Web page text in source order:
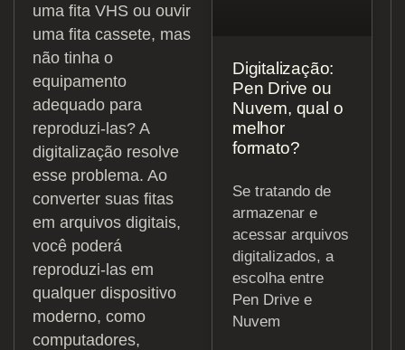
uma fita VHS ou ouvir
uma fita cassete, mas
não tinha o
equipamento
adequado para
reproduzi-las? A
digitalização resolve
esse problema. Ao
converter suas fitas
em arquivos digitais,
você poderá
reproduzi-las em
qualquer dispositivo
moderno, como
computadores,
Digitalização:
Pen Drive ou
Nuvem, qual o
melhor
formato?
Se tratando de
armazenar e
acessar arquivos
digitalizados, a
escolha entre
Pen Drive e
Nuvem